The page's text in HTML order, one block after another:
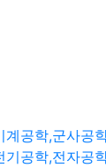
계공학,군사공
기공학,전자공